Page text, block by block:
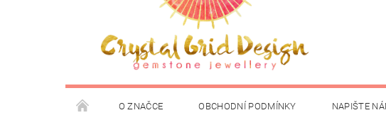
O ZNAČCE OBCHODNÍ PODMÍNKY NAPIŠTE